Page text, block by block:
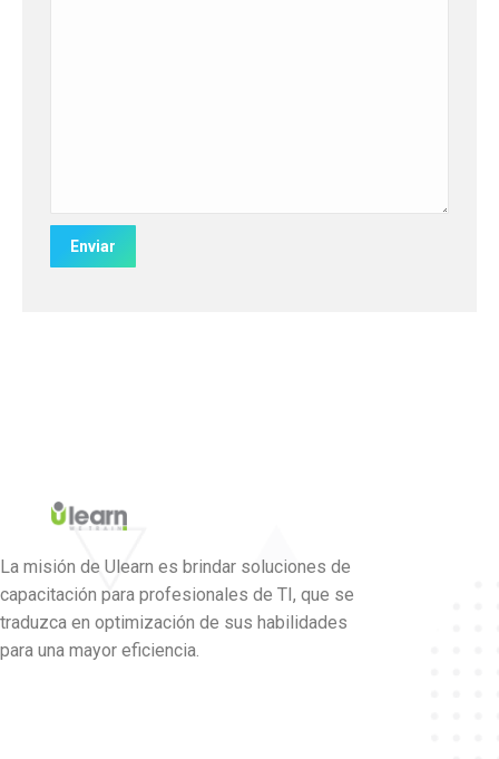
La misión de Ulearn es brindar soluciones de
capacitación para profesionales de TI, que se
traduzca en optimización de sus habilidades
para una mayor eficiencia.